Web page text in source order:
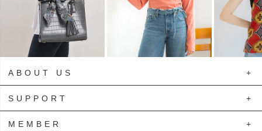
ABOUT US
プライバシーポリシー
特定商取引法に基づく表示
SUPPORT
ご利用ガイド
MEMBER